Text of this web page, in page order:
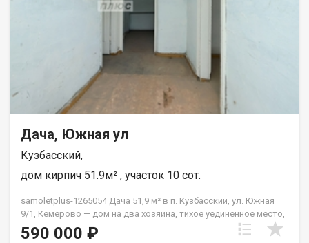
Приходите и сами убедитесь, что это именно то место, где вы
захотите провести много счастливых лет! Назовите при
звонке данный номер объявления - 540968 Номер объекта:
Дача, Южная ул
Кузбасский,
дом кирпич 51.9м² , участок 10 сот.
samoletplus-1265054 Дача 51,9 м² в п. Кузбасский, ул. Южная
9/1, Кемерово — дом на два хозяина, тихое уединённое место,
все необходимые коммуникации доступны. Три комнаты,
спокойное место с чистым воздухом и природой. Требует
590 000 ₽